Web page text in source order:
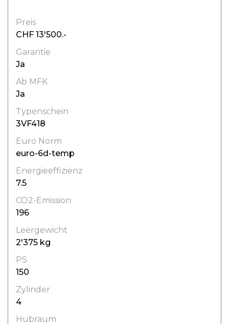
Preis
CHF 13'500.-
Garantie
Ja
Ab MFK
Ja
Typenschein
3VF418
Euro Norm
euro-6d-temp
Energieeffizienz
7.5
CO2-Emission
196
Leergewicht
2'375 kg
PS
150
Zylinder
4
Hubraum